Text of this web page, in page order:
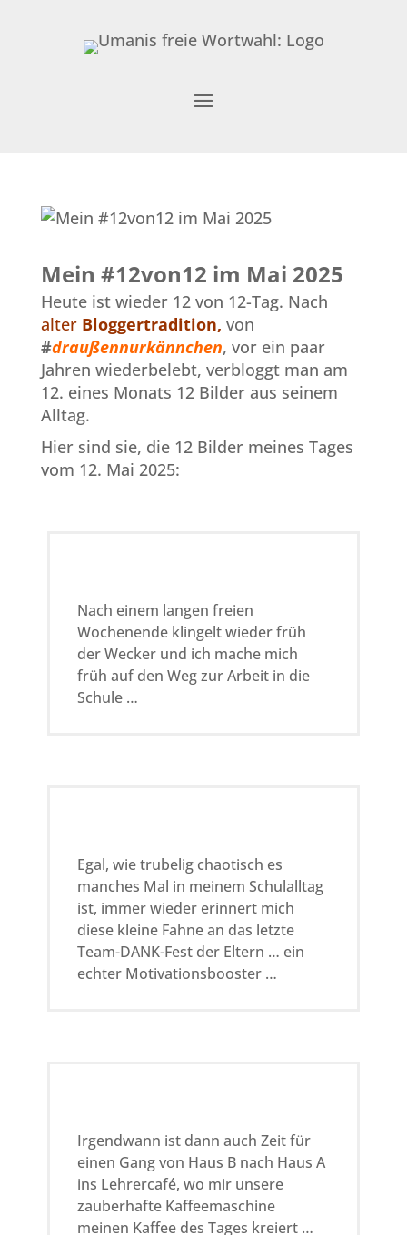
Mein #12von12 im Mai 2025
Heute ist wieder 12 von 12-Tag. Nach
alter Bloggertradition, von
#draußennurkännchen, vor ein paar
Jahren wiederbelebt, verbloggt man am
12. eines Monats 12 Bilder aus seinem
Alltag.
Hier sind sie, die 12 Bilder meines Tages
vom 12. Mai 2025:
Nach einem langen freien
Wochenende klingelt wieder früh
der Wecker und ich mache mich
früh auf den Weg zur Arbeit in die
Schule …
Egal, wie trubelig chaotisch es
manches Mal in meinem Schulalltag
ist, immer wieder erinnert mich
diese kleine Fahne an das letzte
Team-DANK-Fest der Eltern … ein
echter Motivationsbooster …
Irgendwann ist dann auch Zeit für
einen Gang von Haus B nach Haus A
ins Lehrercafé, wo mir unsere
zauberhafte Kaffeemaschine
meinen Kaffee des Tages kreiert …